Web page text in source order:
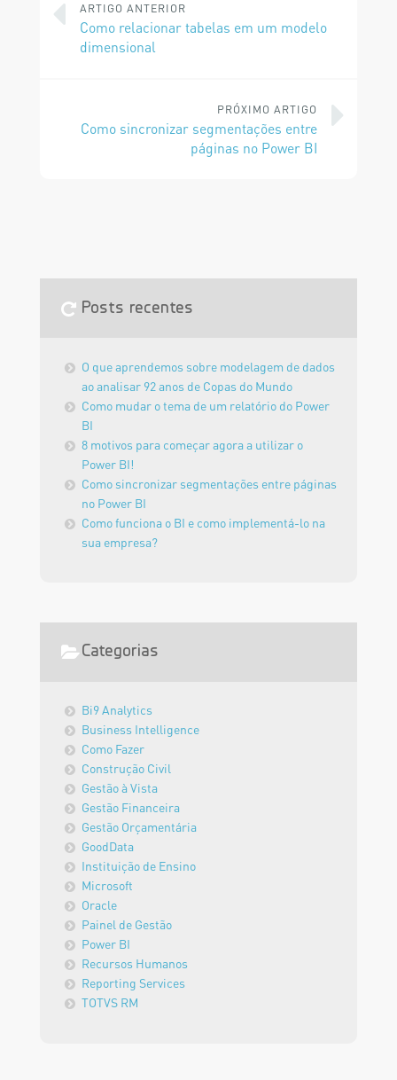
ARTIGO ANTERIOR
Como relacionar tabelas em um modelo
dimensional
PRÓXIMO ARTIGO
Como sincronizar segmentações entre
páginas no Power BI
Posts recentes
O que aprendemos sobre modelagem de dados
ao analisar 92 anos de Copas do Mundo
Como mudar o tema de um relatório do Power
BI
8 motivos para começar agora a utilizar o
Power BI!
Como sincronizar segmentações entre páginas
no Power BI
Como funciona o BI e como implementá-lo na
sua empresa?
Categorias
Bi9 Analytics
Business Intelligence
Como Fazer
Construção Civil
Gestão à Vista
Gestão Financeira
Gestão Orçamentária
GoodData
Instituição de Ensino
Microsoft
Oracle
Painel de Gestão
Power BI
Recursos Humanos
Reporting Services
TOTVS RM